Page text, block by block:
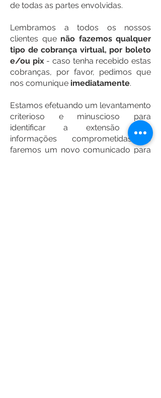
de todas as partes envolvidas.
Lembramos a todos os nossos
clientes que não fazemos qualquer
tipo de cobrança virtual, por boleto
e/ou pix- caso tenha recebido estas
cobranças, por favor, pedimos que
nos comunique imediatamente.
Estamos efetuando um levantamento
criterioso e minuscioso para
identificar a extensão das
informações comprometidas e
faremos um novo comunicado para